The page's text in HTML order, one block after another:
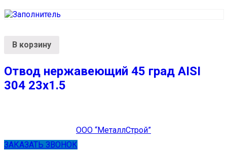
В корзину
Отвод нержавеющий 45 град AISI
304 23х1.5
ООО “МеталлСтрой”
ЗАКАЗАТЬ ЗВОНОК